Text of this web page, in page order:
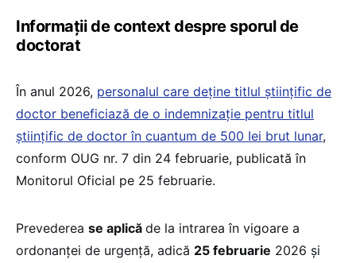
Informații de context despre sporul de
doctorat
În anul 2026, personalul care deține titlul științific de
doctor beneficiază de o indemnizație pentru titlul
științific de doctor în cuantum de 500 Iei brut lunar,
conform OUG nr. 7 din 24 februarie, publicată în
Monitorul Oficial pe 25 februarie.
Prevederea se aplică de la intrarea în vigoare a
ordonanței de urgență, adică 25 februarie 2026 și